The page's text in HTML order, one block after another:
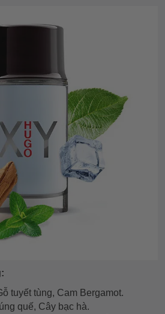
tuyết tùng, Cam Bergamot.
quế, Cây bạc hà.